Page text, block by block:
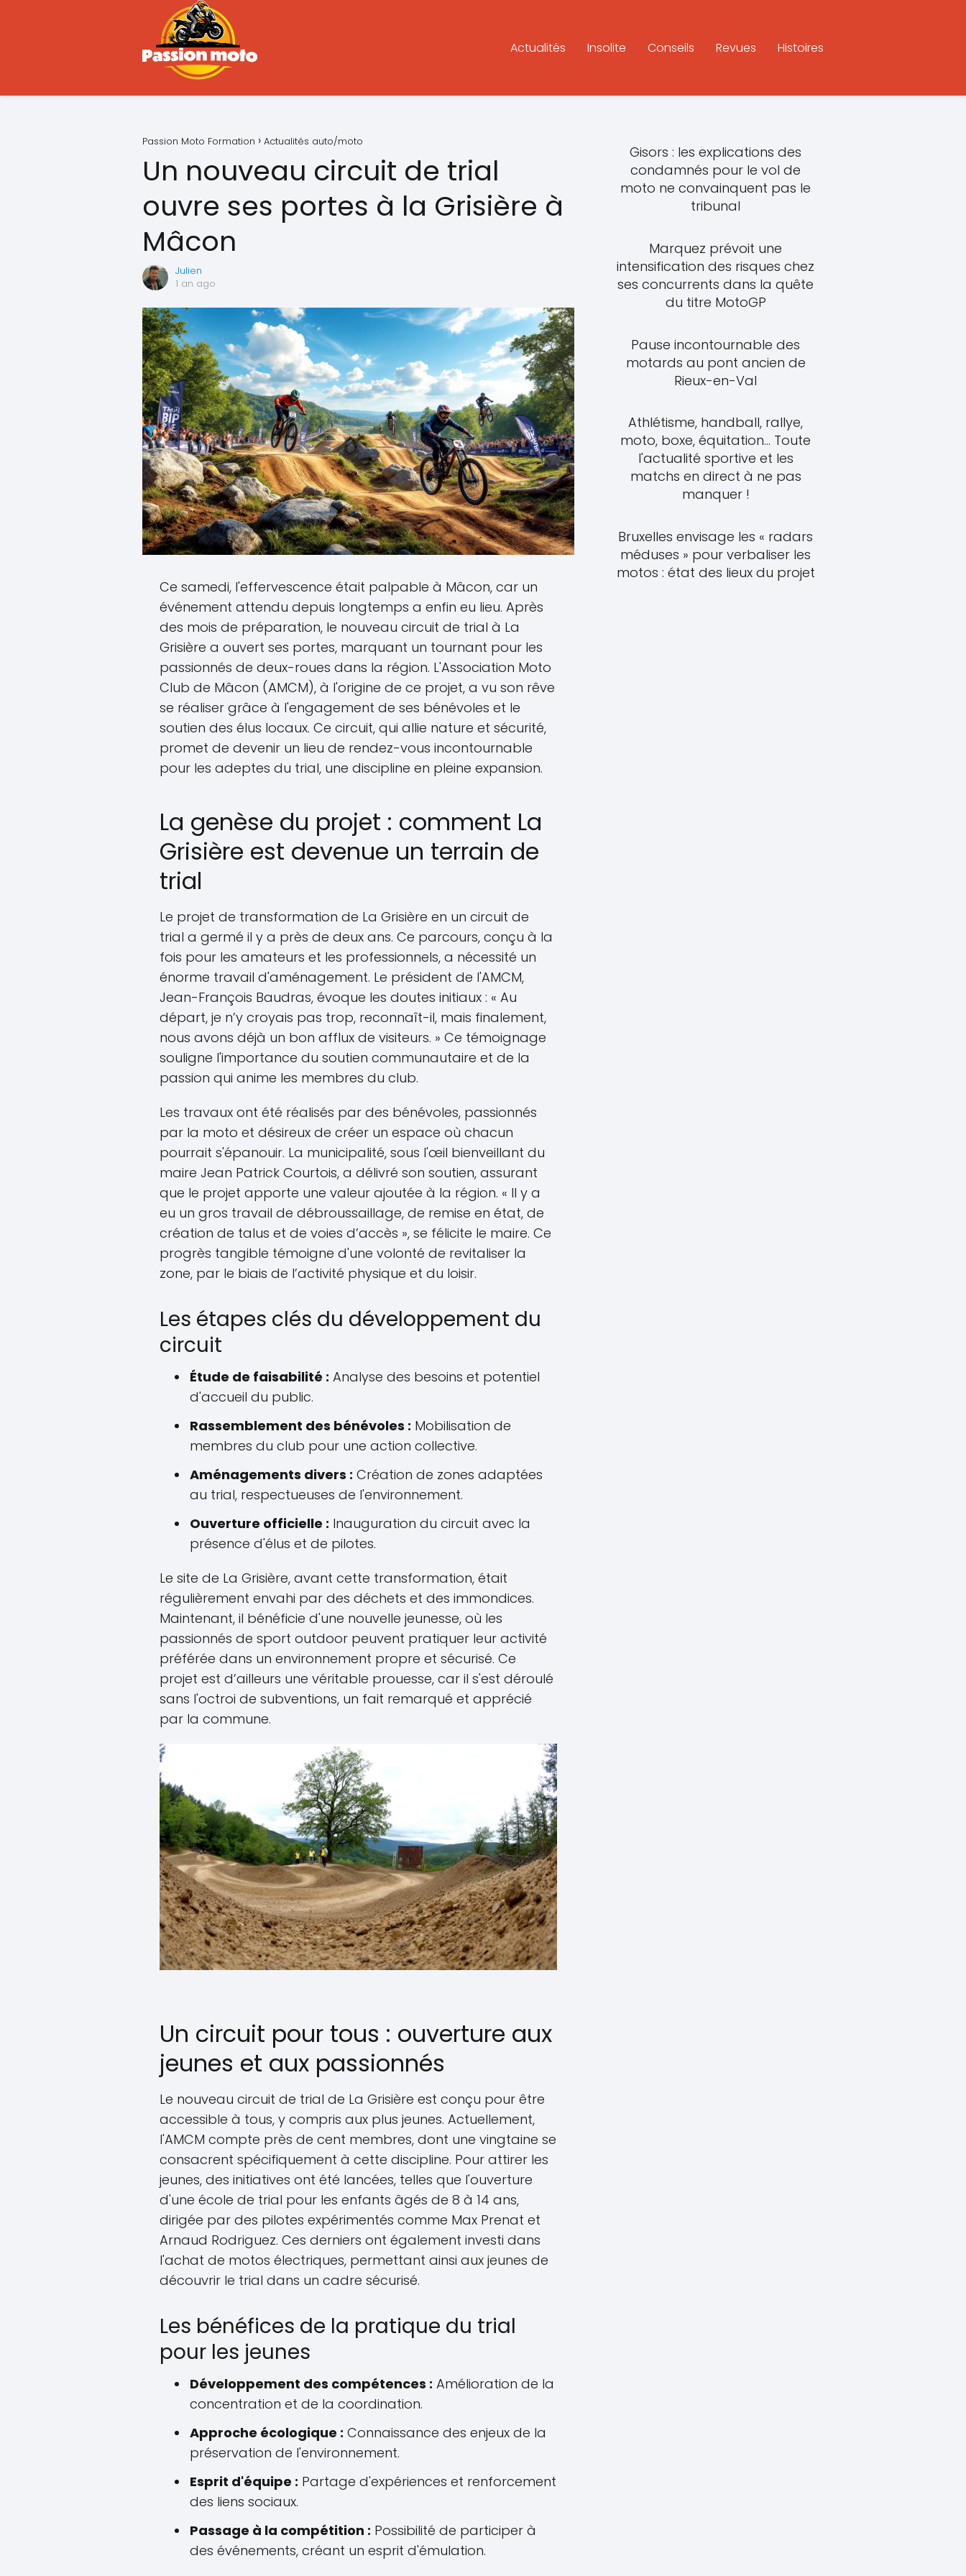
Actualités Insolite Conseils Revues Histoires
Passion Moto Formation Actualités auto/moto
Un nouveau circuit de trial
ouvre ses portes à la Grisière à
Mâcon
Julien
1 an ago
Ce samedi, l'effervescence était palpable à Mâcon, car un
événement attendu depuis longtemps a enfin eu lieu. Après
des mois de préparation, le nouveau circuit de trial à La
Grisière a ouvert ses portes, marquant un tournant pour les
passionnés de deux-roues dans la région. L'Association Moto
Club de Mâcon (AMCM), à l'origine de ce projet, a vu son rêve
se réaliser grâce à l'engagement de ses bénévoles et le
soutien des élus locaux. Ce circuit, qui allie nature et sécurité,
promet de devenir un lieu de rendez-vous incontournable
pour les adeptes du trial, une discipline en pleine expansion.
La genèse du projet : comment La
Grisière est devenue un terrain de
trial
Le projet de transformation de La Grisière en un circuit de
trial a germé il y a près de deux ans. Ce parcours, conçu à la
fois pour les amateurs et les professionnels, a nécessité un
énorme travail d'aménagement. Le président de l'AMCM,
Jean-François Baudras, évoque les doutes initiaux : « Au
départ, je n’y croyais pas trop, reconnaît-il, mais finalement,
nous avons déjà un bon afflux de visiteurs. » Ce témoignage
souligne l'importance du soutien communautaire et de la
passion qui anime les membres du club.
Les travaux ont été réalisés par des bénévoles, passionnés
par la moto et désireux de créer un espace où chacun
pourrait s'épanouir. La municipalité, sous l'œil bienveillant du
maire Jean Patrick Courtois, a délivré son soutien, assurant
que le projet apporte une valeur ajoutée à la région. « Il y a
eu un gros travail de débroussaillage, de remise en état, de
création de talus et de voies d’accès », se félicite le maire. Ce
progrès tangible témoigne d'une volonté de revitaliser la
zone, par le biais de l’activité physique et du loisir.
Les étapes clés du développement du
circuit
Étude de faisabilité : Analyse des besoins et potentiel
d'accueil du public.
Rassemblement des bénévoles : Mobilisation de
membres du club pour une action collective.
Aménagements divers : Création de zones adaptées
au trial, respectueuses de l'environnement.
Ouverture officielle : Inauguration du circuit avec la
présence d'élus et de pilotes.
Le site de La Grisière, avant cette transformation, était
régulièrement envahi par des déchets et des immondices.
Maintenant, il bénéficie d'une nouvelle jeunesse, où les
passionnés de sport outdoor peuvent pratiquer leur activité
préférée dans un environnement propre et sécurisé. Ce
projet est d’ailleurs une véritable prouesse, car il s'est déroulé
sans l'octroi de subventions, un fait remarqué et apprécié
par la commune.
Un circuit pour tous : ouverture aux
jeunes et aux passionnés
Le nouveau circuit de trial de La Grisière est conçu pour être
accessible à tous, y compris aux plus jeunes. Actuellement,
l'AMCM compte près de cent membres, dont une vingtaine se
consacrent spécifiquement à cette discipline. Pour attirer les
jeunes, des initiatives ont été lancées, telles que l'ouverture
d'une école de trial pour les enfants âgés de 8 à 14 ans,
dirigée par des pilotes expérimentés comme Max Prenat et
Arnaud Rodriguez. Ces derniers ont également investi dans
l'achat de motos électriques, permettant ainsi aux jeunes de
découvrir le trial dans un cadre sécurisé.
Les bénéfices de la pratique du trial
pour les jeunes
Développement des compétences : Amélioration de la
concentration et de la coordination.
Approche écologique : Connaissance des enjeux de la
préservation de l'environnement.
Esprit d'équipe : Partage d'expériences et renforcement
des liens sociaux.
Passage à la compétition : Possibilité de participer à
des événements, créant un esprit d'émulation.
Gisors : les explications des
condamnés pour le vol de
moto ne convainquent pas le
tribunal
Marquez prévoit une
intensification des risques chez
ses concurrents dans la quête
du titre MotoGP
Pause incontournable des
motards au pont ancien de
Rieux-en-Val
Athlétisme, handball, rallye,
moto, boxe, équitation... Toute
l'actualité sportive et les
matchs en direct à ne pas
manquer !
Bruxelles envisage les « radars
méduses » pour verbaliser les
motos : état des lieux du projet